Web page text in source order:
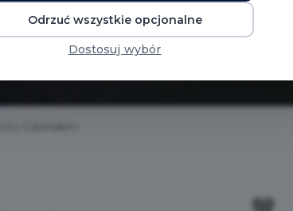
Odrzuć wszystkie opcjonalne
Dostosuj wybór